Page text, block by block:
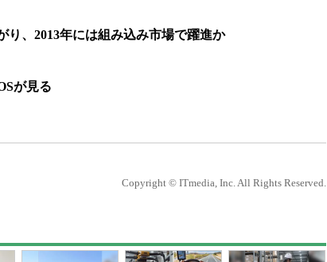
り、2013年には組み込み市場で躍進か
が見る
Copyright © ITmedia, Inc. All Rights Reserved.